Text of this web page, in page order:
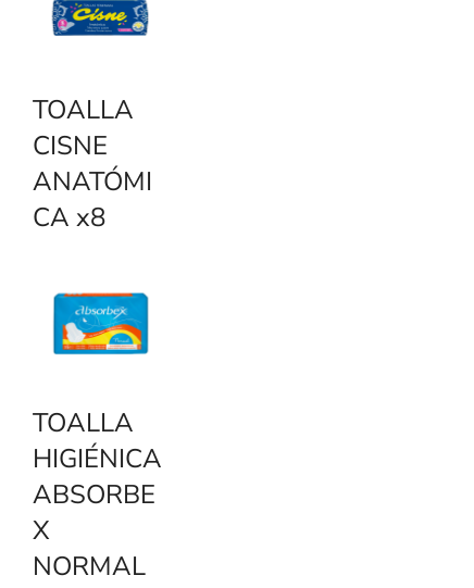
TOALLA
CISNE
ANATÓMI
CA x8
TOALLA
HIGIÉNICA
ABSORBE
X
NORMAL